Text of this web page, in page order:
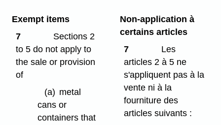
Exempt items
7
Sections 2
to 5 do not apply to
the sale or provision
of
(a) metal
cans or
containers that
Non-application à
certains articles
7
Les
articles 2 à 5 ne
s'appliquent pas à la
vente ni à la
fourniture des
articles suivants :